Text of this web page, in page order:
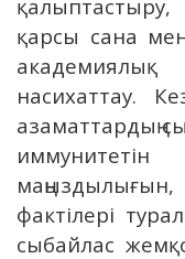
қарсы сана
насихаттау.
азаматтардың
фактілері
сыбайлас